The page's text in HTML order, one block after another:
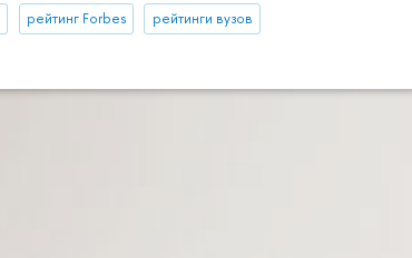
рейтинг Forbes рейтинги вузов